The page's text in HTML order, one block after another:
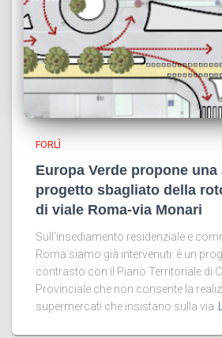
FORLÌ
Europa Verde propone una
progetto sbagliato della
di viale Roma-via Monari
Sull’insediamento residenziale e
Roma siamo già intervenuti: è un
contrasto con il Piano Territoriale di
Provinciale che non consente la
supermercati che insistano sulla via